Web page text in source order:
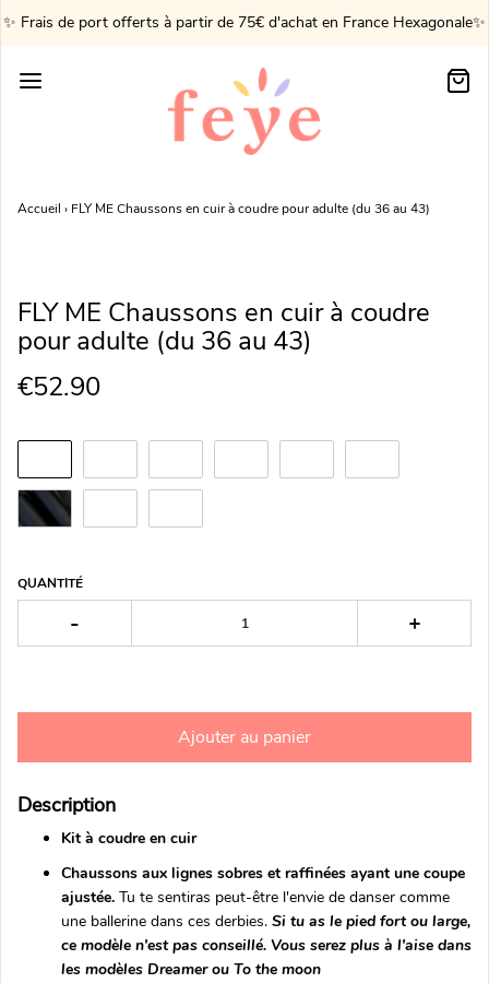
✨ Frais de port offerts à partir de 75€ d'achat en France Hexagonale✨
Accueil › FLY ME Chaussons en cuir à coudre pour adulte (du 36 au 43)
FLY ME Chaussons en cuir à coudre
pour adulte (du 36 au 43)
€52.90
QUANTITÉ
- +
Ajouter au panier
Description
Kit à coudre en cuir
Chaussons aux lignes sobres et raffinées ayant une coupe
ajustée. Tu te sentiras peut-être l'envie de danser comme
une ballerine dans ces derbies. Si tu as le pied fort ou large,
ce modèle n'est pas conseillé. Vous serez plus à l'aise dans
les modèles Dreamer ou To the moon